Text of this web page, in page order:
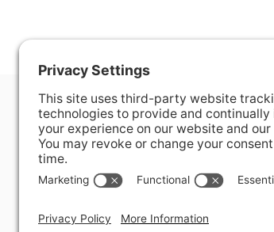
400 Hurley Avenue
Rockville, MD 20850-3121 USA
info@alausa.org